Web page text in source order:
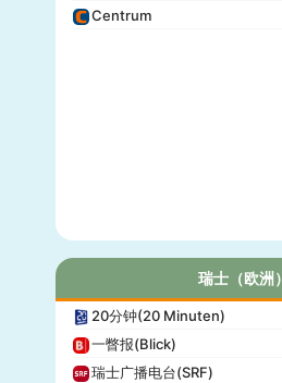
Centrum
瑞士（欧洲）
20分钟(20 Minuten)
一瞥报(Blick)
瑞士广播电台(SRF)